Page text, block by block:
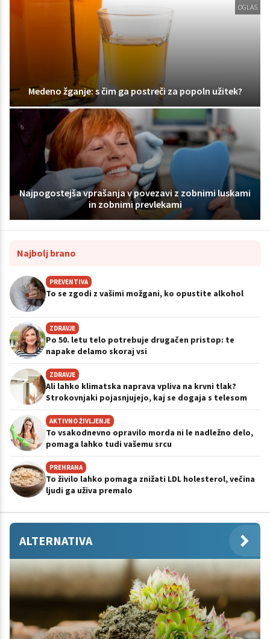
OGLAS
Medeno žganje: s čim ga postreči za popoln užitek?
Najpogostejša vprašanja v povezavi z zobnimi luskami
in zobnimi prevlekami
Najbolj brano
PREVENTIVA
To se zgodi z vašimi možgani, ko opustite alkohol
ZDRAVJE
Po 50. letu telo potrebuje drugačen pristop: te
napake delamo skoraj vsi
ZDRAVJE
Ali lahko klimatska naprava vpliva na krvni tlak?
Strokovnjaki pojasnjujejo, kaj se dogaja s telesom
AKTIVNO ŽIVLJENJE
To vsakodnevno opravilo morda ni le nadležno delo,
pomaga lahko tudi vašemu srcu
PREHRANA
To živilo lahko pomaga znižati LDL holesterol, večina
ljudi ga uživa premalo
ALTERNATIVA